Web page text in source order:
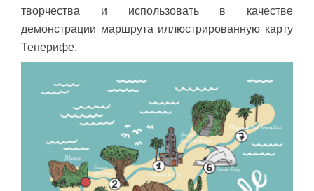
творчества и использовать в качестве
демонстрации маршрута иллюстрированную карту
Тенерифе.